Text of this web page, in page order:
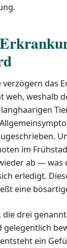
das
weh, weshalb
im
ab — was
erledigt.
eine
die drei
gelegentlich
ein